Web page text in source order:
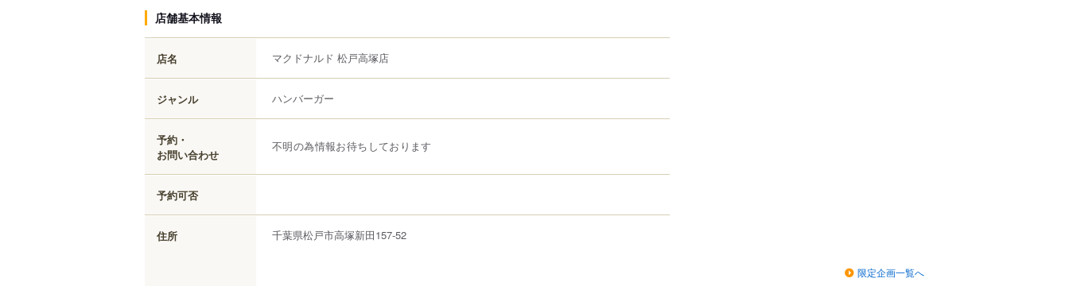
店舗基本情報
店名 マクドナルド 松戸高塚店
ジャンル ハンバーガー
予約・
お問い合わせ
不明の為情報お待ちしております
予約可否
住所 千葉県松戸市高塚新田157-52
限定企画一覧へ